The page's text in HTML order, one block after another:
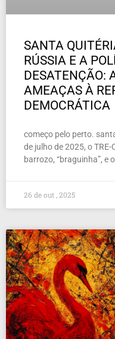
SANTA
RÚSSIA E A
DESATENÇÃO:
AMEAÇAS À
DEMOCRÁTICA
começo pelo perto.
de julho de 2025, o
barrozo, “braguinha”, e o
26 de out , 2025